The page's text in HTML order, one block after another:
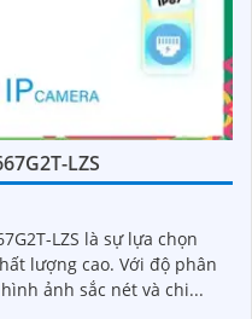
LZS
LZS là sự lựa chọn
Với độ phân
ảnh sắc nét và chi...